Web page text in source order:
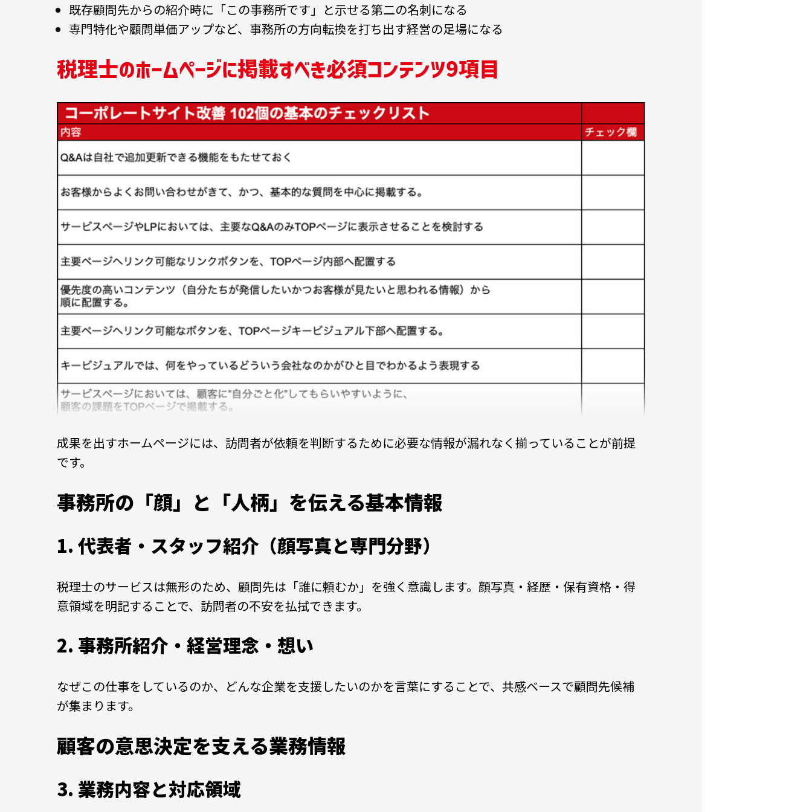
既存顧問先からの紹介時に「この事務所です」と示せる第二の名刺になる
専門特化や顧問単価アップなど、事務所の方向転換を打ち出す経営の足場になる
税理士のホームページに掲載すべき必須コンテンツ9項目
成果を出すホームページには、訪問者が依頼を判断するために必要な情報が漏れなく揃っていることが前提
です。
事務所の「顔」と「人柄」を伝える基本情報
1. 代表者・スタッフ紹介（顔写真と専門分野）
税理士のサービスは無形のため、顧問先は「誰に頼むか」を強く意識します。顔写真・経歴・保有資格・得
意領域を明記することで、訪問者の不安を払拭できます。
2. 事務所紹介・経営理念・想い
なぜこの仕事をしているのか、どんな企業を支援したいのかを言葉にすることで、共感ベースで顧問先候補
が集まります。
顧客の意思決定を支える業務情報
3. 業務内容と対応領域